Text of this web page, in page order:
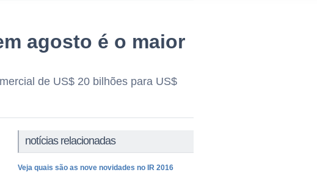
agosto é o maior
de US$ 20 bilhões para US$
notícias relacionadas
Veja quais são as nove novidades no IR 2016